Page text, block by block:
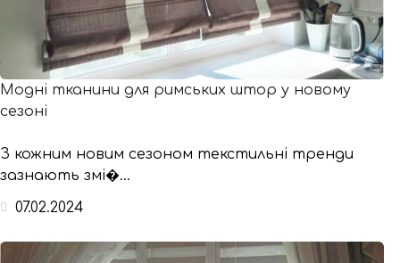
Модні тканини для римських штор у новому
сезоні
З кожним новим сезоном текстильні тренди
зазнають змі�...
07.02.2024